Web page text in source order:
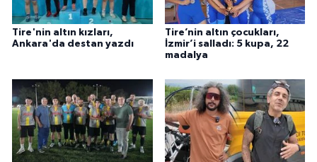
Tire'nin altın kızları,
Ankara'da destan yazdı
Tire’nin altın çocukları,
İzmir’i salladı: 5 kupa, 22
madalya